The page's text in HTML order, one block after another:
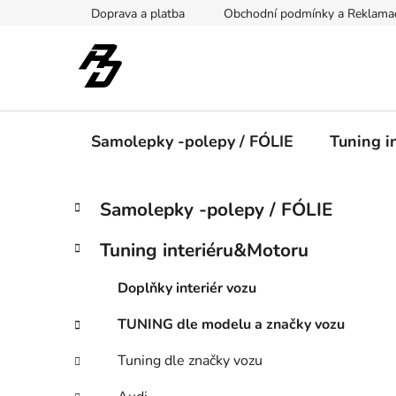
Doprava a platba Obchodní podmínky a
Samolepky -polepy / FÓLIE Tuning
P
s
a
n
n
Přeskočit
kategorie
K
a
e
i
e
Samolepky -polepy / FÓLIE
Tuning interiéru&Motoru
Doplňky interiér vozu
TUNING dle modelu a značky vozu
Tuning dle značky vozu